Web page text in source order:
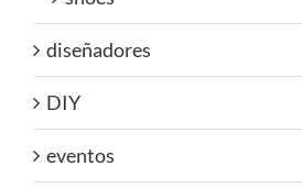
diseñadores
DIY
eventos